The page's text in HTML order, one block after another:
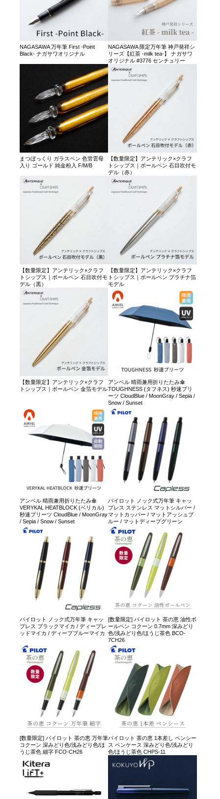
NAGASAWA 万年筆 First -Point
Black- ナガサワオリジナル
NAGASAWA 限定万年筆 神戸発祥シ
リーズ【紅茶 -milk tea-】 ナガサワ
オリジナル #3776 センチュリー
まつぼっくり ガラスペン 色管雲母
入り ゴールド 純金粉入 F/M/B
【数量限定】アンテリック×クラフ
トシップス｜ボールペン 石目吹付モ
デル（赤）
【数量限定】アンテリック×クラフ
トシップス｜ボールペン 石目吹付モ
デル（黒）
【数量限定】アンテリック×クラフ
トシップス｜ボールペン プラチナ箔
モデル
【数量限定】アンテリック×クラフ
トシップス｜ボールペン 金箔モデル
アンベル 晴雨兼用折りたたみ傘
TOUGHNESS (タフネス) 秒速プリ
ーツ CloudBlue / MoonGray / Sepia /
Snow / Sunset
アンベル 晴雨兼用折りたたみ傘
VERYKAL HEATBLOCK (ベリカル)
秒速プリーツ CloudBlue / MoonGray
/ Sepia / Snow / Sunset
パイロット ノック式万年筆 キャッ
プレス ステンレス マットシルバー /
マットカッパー / マットアッシュブ
ルー / マットディープグリーン
パイロット ノック式万年筆 キャッ
プレス ブラックマイカ / ディープレ
ッドマイカ / ディープブルーマイカ
[数量限定] パイロット 茶の恵 油性ボ
ールペン コクーン 0.7mm 深みどり
色/浅みどり色/ほうじ茶色 BCO-
7CH26
[数量限定] パイロット 茶の恵 万年筆
コクーン 深みどり色/浅みどり色/ほ
うじ茶色 細字 FCO-CH26
パイロット 茶の恵 1本差し ペンシー
ス ペンケース 深みどり色/浅みどり
色/ほうじ茶色 CHPS-11